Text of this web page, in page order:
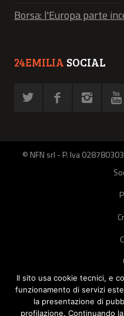
Borsa: l'Europa parte
24EMILIA SOCIAL
© NFN srl - P. Iva
Il sito usa cookie tecnici, e
funzionamento di servizi
la presentazione di
profilazione. Continuando